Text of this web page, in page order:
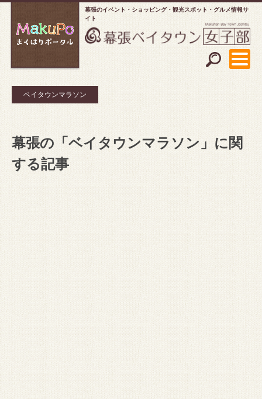
幕張のイベント・ショッピング
観光スポット・グルメ情報サ
イト
ベイタウンマラソン
幕張の「ベイタウンマラソン」に関
する記事